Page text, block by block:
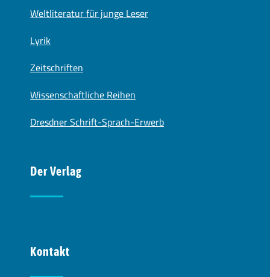
Weltliteratur für junge Leser
Lyrik
Zeitschriften
Wissenschaftliche Reihen
Dresdner Schrift-Sprach-Erwerb
Der Verlag
Kontakt